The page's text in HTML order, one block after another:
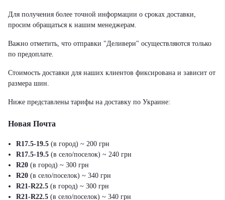
Для получения более точной информации о сроках доставки,
просим обращаться к нашим менеджерам.
Важно отметить, что отправки "Деливери" осуществляются только
по предоплате.
Стоимость доставки для наших клиентов фиксирована и зависит от
размера шин.
Ниже представлены тарифы на доставку по Украине:
Новая Почта
R17.5-19.5 (в город) ~ 200 грн
R17.5-19.5 (в село/поселок) ~ 240 грн
R20 (в город) ~ 300 грн
R20 (в село/поселок) ~ 340 грн
R21-R22.5 (в город) ~ 300 грн
R21-R22.5 (в село/поселок) ~ 340 грн